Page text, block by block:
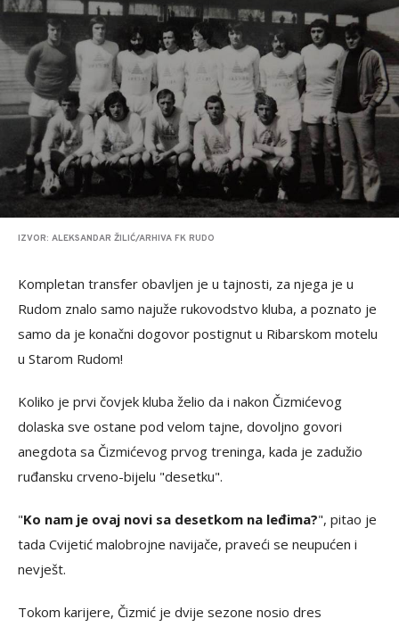
IZVOR: ALEKSANDAR ŽILIĆ/ARHIVA FK RUDO
Kompletan transfer obavljen je u tajnosti, za njega je u
Rudom znalo samo najuže rukovodstvo kluba, a poznato je
samo da je konačni dogovor postignut u Ribarskom motelu
u Starom Rudom!
Koliko je prvi čovjek kluba želio da i nakon Čizmićevog
dolaska sve ostane pod velom tajne, dovoljno govori
anegdota sa Čizmićevog prvog treninga, kada je zadužio
ruđansku crveno-bijelu "desetku".
"Ko nam je ovaj novi sa desetkom na leđima?", pitao je
tada Cvijetić malobrojne navijače, praveći se neupućen i
nevješt.
Tokom karijere, Čizmić je dvije sezone nosio dres